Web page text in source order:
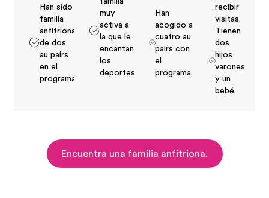
Han sido
familia
anfitriona
de dos
au pairs
en el
programa
muy
activa a
la que le
encantan
los
deportes
Han
acogido a
cuatro au
pairs con
el
programa.
recibir
visitas.
Tienen
dos
hijos
varones
y un
bebé.
Encuentra una familia anfitriona.